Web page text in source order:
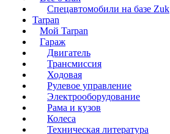
Спецавтомобили на базе Zuk
Tarpan
Мой Tarpan
Гараж
Двигатель
Трансмиссия
Ходовая
Рулевое управление
Электрооборудование
Рама и кузов
Колеса
Техническая литература